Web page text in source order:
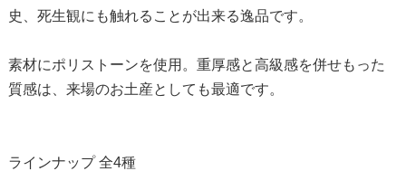
史、死生観にも触れることが出来る逸品です。
素材にポリストーンを使用。重厚感と高級感を併せもった
質感は、来場のお土産としても最適です。
ラインナップ 全4種